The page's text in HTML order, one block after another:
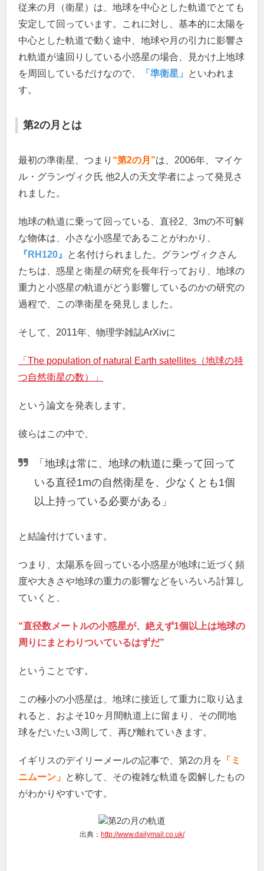
従来の月（衛星）は、地球を中心とした軌道でとても
安定して回っています。これに対し、基本的に太陽を
中心とした軌道で動く途中、地球や月の引力に影響さ
れ軌道が遠回りしている小惑星の場合、見かけ上地球
を周回しているだけなので、
「準衛星」
といわれま
す。
第2の月とは
最初の準衛星、つまり “第2の月”は、2006年、マイケ
ル・グランヴィク氏 他2人の天文学者によって発見さ
れました。
地球の軌道に乗って回っている、直径2、3mの不可解
な物体は、小さな小惑星であることがわかり、
『RH120』
と名付けられました。グランヴィクさん
たちは、惑星と衛星の研究を長年行っており、地球の
重力と小惑星の軌道がどう影響しているのかの研究の
過程で、この準衛星を発見しました。
そして、2011年、物理学雑誌ArXivに
「The population of natural Earth satellites（地球の持
つ自然衛星の数）」
という論文を発表します。
彼らはこの中で、
「地球は常に、地球の軌道に乗って回って
いる直径1mの自然衛星を、少なくとも1個
以上持っている必要がある」
と結論付けています。
つまり、太陽系を回っている小惑星が地球に近づく頻
度や大きさや地球の重力の影響などをいろいろ計算し
ていくと、
“直径数メートルの小惑星が、絶えず1個以上は地球の
周りにまとわりついているはずだ”
ということです。
この極小の小惑星は、地球に接近して重力に取り込ま
れると、およそ10ヶ月間軌道上に留まり、その間地
球をだいたい3周して、再び離れていきます。
イギリスのデイリーメールの記事で、第2の月を 「ミ
ニムーン」 と称して、その複雑な軌道を図解したもの
がわかりやすいです。
出典： http://www.dailymail.co.uk/